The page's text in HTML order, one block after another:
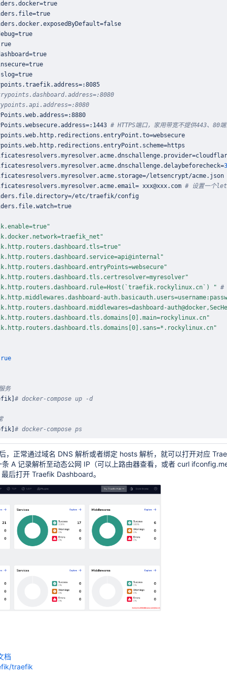
=
=
=
=
=
=
=
=
=
=:1443 # HTTPS端口，家用带宽不提供443、80
=
=
=
=
=
= xxx@xxx.com # 设置一个
=
=
`traefik.rockylinux.cn ` ) " #
务
# docker-compose up -d
# docker-compose ps
，正常通过域名 DNS 解析或者绑定 hosts 解析，就可以打开对应
A 记录解析至动态公网 IP（可以上路由器查看，或者 curl
后打开 Traefik Dashboard。
档
traefik